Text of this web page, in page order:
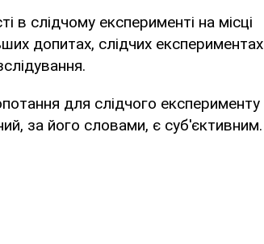
слідчому експерименті на місці
допитах, слідчих експериментах
для слідчого експерименту
за його словами, є суб'єктивним.